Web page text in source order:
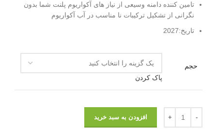
تامین کننده دامنه وسیعی از نیاز های آکواریوم پلنت شما بدون
نگرانی از تشکیل ترکیبات نا مناسب در آب آکواریوم
تاریخ:2027
حجم
پاک کردن
افزودن به سبد خرید